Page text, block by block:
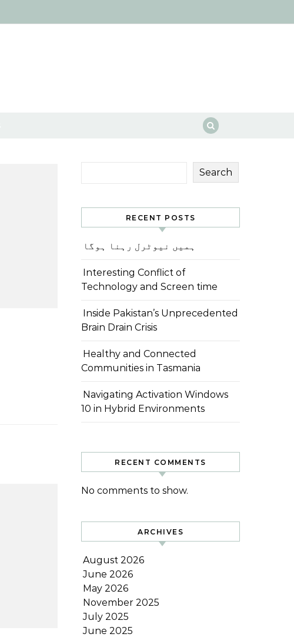
Search
RECENT POSTS
ہمیں نیوٹرل رہنا ہوگا
Interesting Conflict of
Technology and Screen time
Inside Pakistan’s Unprecedented
Brain Drain Crisis
Healthy and Connected
Communities in Tasmania
Navigating Activation Windows
10 in Hybrid Environments
RECENT COMMENTS
No comments to show.
ARCHIVES
August 2026
June 2026
May 2026
November 2025
July 2025
June 2025